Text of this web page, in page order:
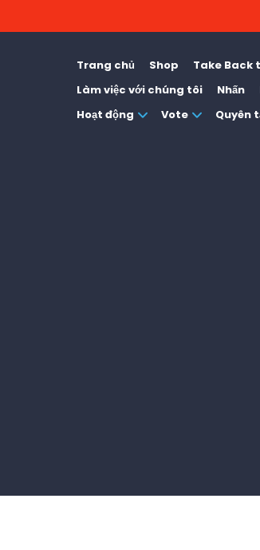
Trang chủ Shop
Take Back
Làm việc với chúng tôi
Nhấn
Hoạt động
Vote Quyên